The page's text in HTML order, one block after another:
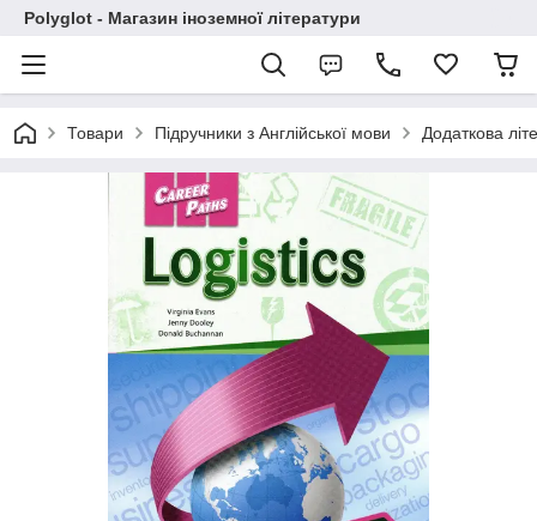
Polyglot - Магазин іноземної літератури
Товари Підручники з Англійської мови Додаткова